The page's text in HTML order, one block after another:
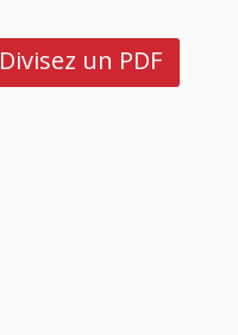
Divisez un PDF